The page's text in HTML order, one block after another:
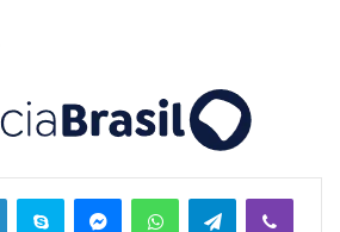
Telegram